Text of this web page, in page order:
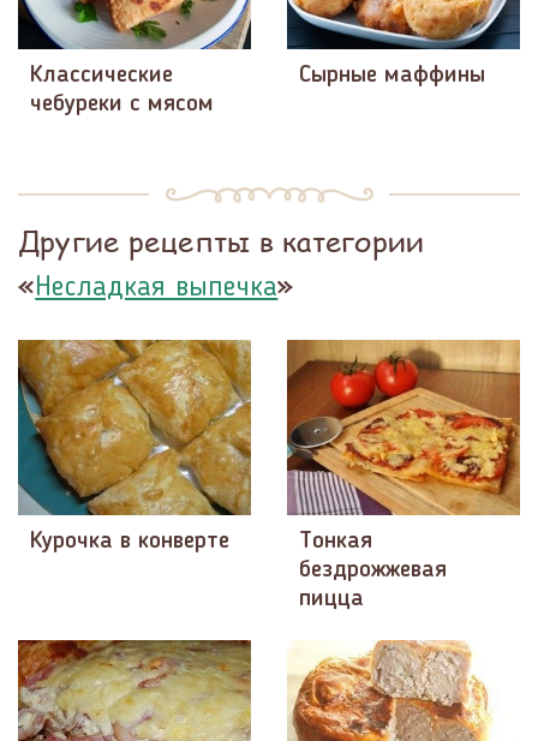
Классические
чебуреки с мясом
Сырные маффины
Другие рецепты в категории
«Несладкая выпечка»
Курочка в конверте
Тонкая
бездрожжевая
пицца